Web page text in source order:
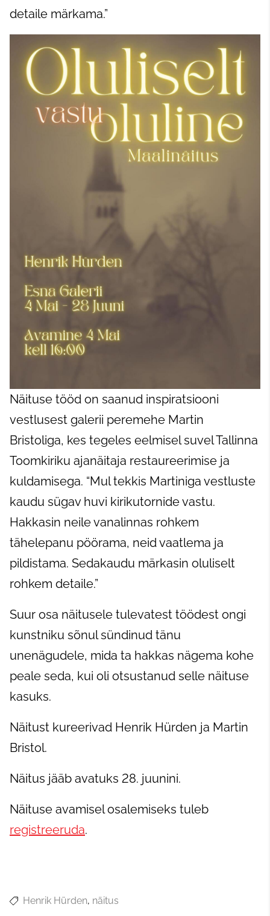
detaile märkama.”
Näituse tööd on saanud inspiratsiooni
vestlusest galerii peremehe Martin
Bristoliga, kes tegeles eelmisel suvel Tallinna
Toomkiriku ajanäitaja restaureerimise ja
kuldamisega. “Mul tekkis Martiniga vestluste
kaudu sügav huvi kirikutornide vastu.
Hakkasin neile vanalinnas rohkem
tähelepanu pöörama, neid vaatlema ja
pildistama. Sedakaudu märkasin oluliselt
rohkem detaile.”
Suur osa näitusele tulevatest töödest ongi
kunstniku sõnul sündinud tänu
unenägudele, mida ta hakkas nägema kohe
peale seda, kui oli otsustanud selle näituse
kasuks.
Näitust kureerivad Henrik Hürden ja Martin
Bristol.
Näitus jääb avatuks 28. juunini.
Näituse avamisel osalemiseks tuleb
registreeruda.
Henrik Hürden näitus